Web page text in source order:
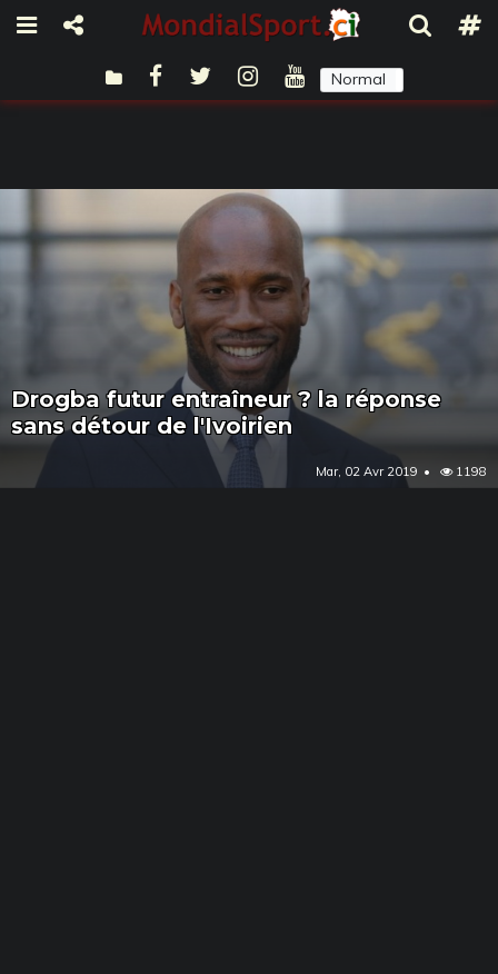
Normal
Drogba futur entraîneur ? la réponse
sans détour de l'Ivoirien
Mar, 02 Avr 2019 1198